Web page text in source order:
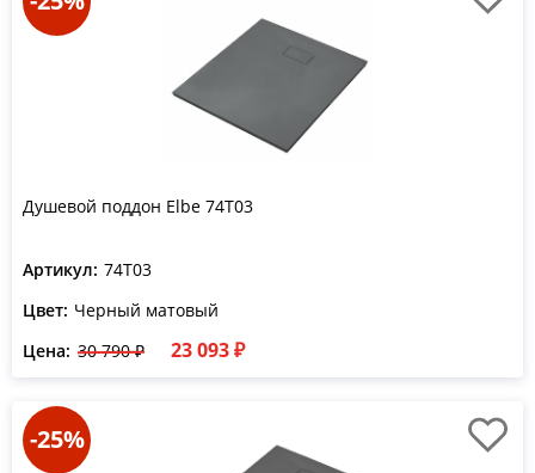
Душевой поддон Elbe 74T03
Артикул: 74T03
Цвет: Черный матовый
Цена: 30 790 ₽ 23 093 ₽
-25%